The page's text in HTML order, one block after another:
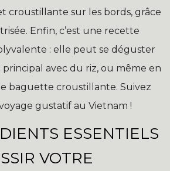
croustillante sur les bords, grâce
Enfin, c’est une recette
: elle peut se déguster
avec du riz, ou même en
baguette croustillante. Suivez
gustatif au Vietnam !
ESSENTIELS
VOTRE